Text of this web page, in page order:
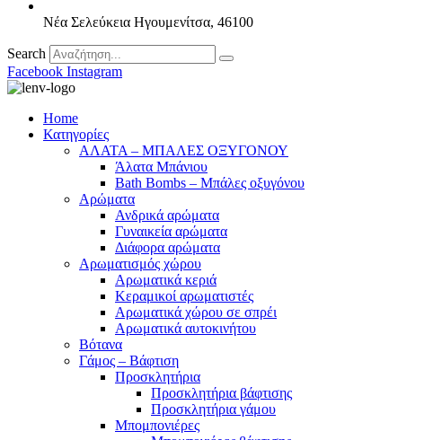
Νέα Σελεύκεια Ηγουμενίτσα, 46100
Search
Facebook Instagram
Home
Κατηγορίες
ΑΛΑΤΑ – ΜΠΑΛΕΣ ΟΞΥΓΟΝΟΥ
Άλατα Μπάνιου
Bath Bombs – Μπάλες οξυγόνου
Αρώματα
Ανδρικά αρώματα
Γυναικεία αρώματα
Διάφορα αρώματα
Αρωματισμός χώρου
Αρωματικά κεριά
Kεραμικοί αρωματιστές
Αρωματικά χώρου σε σπρέι
Aρωματικά αυτοκινήτου
Βότανα
Γάμος – Βάφτιση
Προσκλητήρια
Προσκλητήρια βάφτισης
Προσκλητήρια γάμου
Μπομπονιέρες